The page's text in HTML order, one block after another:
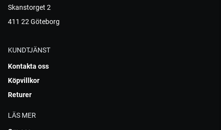
Skanstorget 2
411 22 Göteborg
KUNDTJÄNST
Kontakta oss
Köpvillkor
Returer
LÄS MER